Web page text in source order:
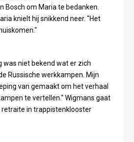
Bosch om Maria te bedanken.
knielt hij snikkend neer. "Het
was niet bekend wat er zich
Russische werkkampen. Mijn
van gemaakt om het verhaal
te vertellen." Wigmans gaat
retraite in trappistenklooster